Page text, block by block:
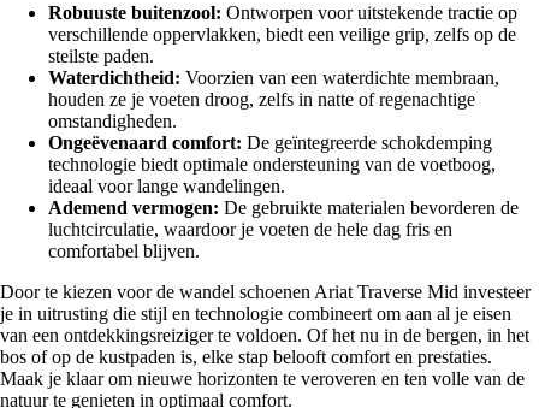
Robuuste buitenzool: Ontworpen voor uitstekende tractie op
verschillende oppervlakken, biedt een veilige grip, zelfs op de
steilste paden.
Waterdichtheid: Voorzien van een waterdichte membraan,
houden ze je voeten droog, zelfs in natte of regenachtige
omstandigheden.
Ongeëvenaard comfort: De geïntegreerde schokdemping
technologie biedt optimale ondersteuning van de voetboog,
ideaal voor lange wandelingen.
Ademend vermogen: De gebruikte materialen bevorderen de
luchtcirculatie, waardoor je voeten de hele dag fris en
comfortabel blijven.
Door te kiezen voor de wandel schoenen Ariat Traverse Mid investeer
je in uitrusting die stijl en technologie combineert om aan al je eisen
van een ontdekkingsreiziger te voldoen. Of het nu in de bergen, in het
bos of op de kustpaden is, elke stap belooft comfort en prestaties.
Maak je klaar om nieuwe horizonten te veroveren en ten volle van de
natuur te genieten in optimaal comfort.